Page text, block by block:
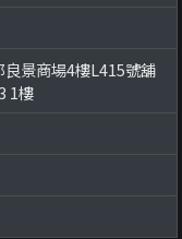
景商場4樓L415號舖
1樓